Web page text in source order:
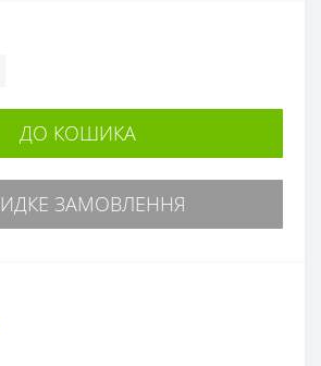
ДО КОШИКА
ЗАМОВЛЕННЯ